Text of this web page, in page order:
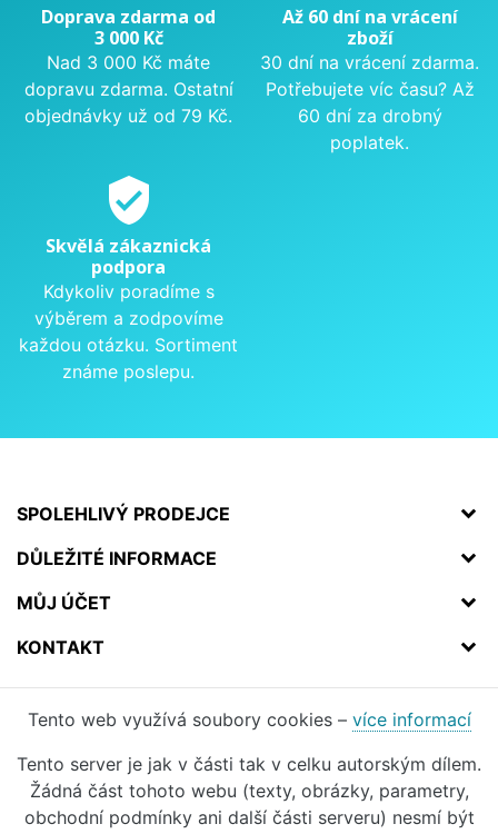
Doprava zdarma od
3 000 Kč
Nad 3 000 Kč máte
dopravu zdarma. Ostatní
objednávky už od 79 Kč.
Až 60 dní na vrácení
zboží
30 dní na vrácení zdarma.
Potřebujete víc času? Až
60 dní za drobný
poplatek.
verified_user
Skvělá zákaznická
podpora
Kdykoliv poradíme s
výběrem a zodpovíme
každou otázku. Sortiment
známe poslepu.
SPOLEHLIVÝ PRODEJCE
DŮLEŽITÉ INFORMACE
MŮJ ÚČET
KONTAKT
Tento web využívá soubory cookies – více informací
Tento server je jak v části tak v celku autorským dílem.
Žádná část tohoto webu (texty, obrázky, parametry,
obchodní podmínky ani další části serveru) nesmí být